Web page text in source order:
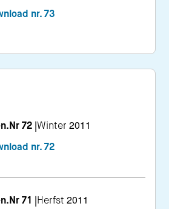
nr. 73
72 |Winter 2011
nr. 72
71 |Herfst 2011